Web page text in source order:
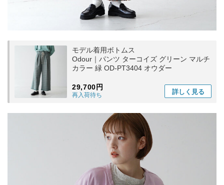
モデル着用ボトムス
Odour｜パンツ ターコイズ グリーン マルチ
カラー 緑 OD-PT3404 オウダー
29,700円
再入荷待ち 詳しく 見る